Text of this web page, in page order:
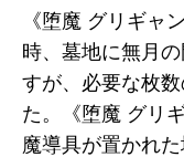
《堕魔 グリギャ
時、墓地に無月
すが、必要な枚
た。《堕魔 グリ
魔導具が置かれ